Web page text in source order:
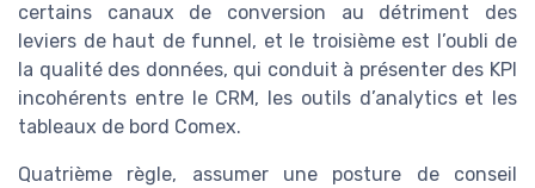
certains canaux de conversion au détriment des
leviers de haut de funnel, et le troisième est l’oubli de
la qualité des données, qui conduit à présenter des KPI
incohérents entre le CRM, les outils d’analytics et les
tableaux de bord Comex.
Quatrième règle, assumer une posture de conseil